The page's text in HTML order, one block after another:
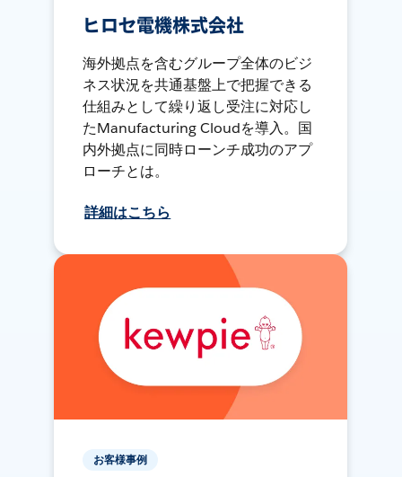
ヒロセ電機株式会社
海外拠点を含むグループ全体のビジ
ネス状況を共通基盤上で把握できる
仕組みとして繰り返し受注に対応し
たManufacturing Cloudを導入。国
内外拠点に同時ローンチ成功のアプ
ローチとは。
詳細はこちら
お客様事例